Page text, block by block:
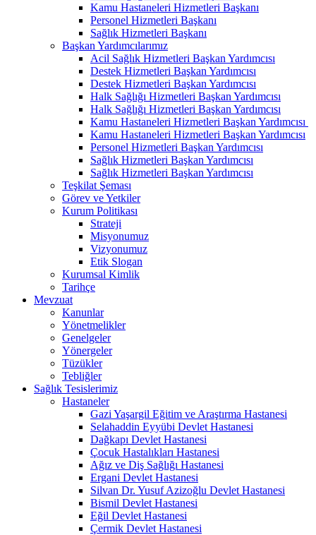
Kamu Hastaneleri Hizmetleri Başkanı
Personel Hizmetleri Başkanı
Sağlık Hizmetleri Başkanı
Başkan Yardımcılarımız
Acil Sağlık Hizmetleri Başkan Yardımcısı
Destek Hizmetleri Başkan Yardımcısı
Destek Hizmetleri Başkan Yardımcısı
Halk Sağlığı Hizmetleri Başkan Yardımcısı
Halk Sağlığı Hizmetleri Başkan Yardımcısı
Kamu Hastaneleri Hizmetleri Başkan Yardımcısı ​
Kamu Hastaneleri Hizmetleri Başkan Yardımcısı
Personel Hizmetleri Başkan Yardımcısı
Sağlık Hizmetleri Başkan Yardımcısı
Sağlık Hizmetleri Başkan Yardımcısı
Teşkilat Şeması
Görev ve Yetkiler
Kurum Politikası
Strateji
Misyonumuz
Vizyonumuz
Etik Slogan
Kurumsal Kimlik
Tarihçe
Mevzuat
Kanunlar
Yönetmelikler
Genelgeler
Yönergeler
Tüzükler
Tebliğler
Sağlık Tesislerimiz
Hastaneler
Gazi Yaşargil Eğitim ve Araştırma Hastanesi
Selahaddin Eyyübi Devlet Hastanesi
Dağkapı Devlet Hastanesi
Çocuk Hastalıkları Hastanesi
Ağız ve Diş Sağlığı Hastanesi
Ergani Devlet Hastanesi
Silvan Dr. Yusuf Azizoğlu Devlet Hastanesi
Bismil Devlet Hastanesi
Eğil Devlet Hastanesi
Çermik Devlet Hastanesi